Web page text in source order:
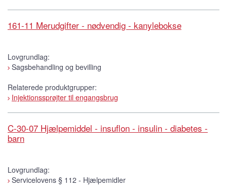
161-11 Merudgifter - nødvendig - kanylebokse
Lovgrundlag:
Sagsbehandling og bevilling
Relaterede produktgrupper:
Injektionssprøjter til engangsbrug
C-30-07 Hjælpemiddel - insuflon - insulin - diabetes -
barn
Lovgrundlag:
Servicelovens § 112 - Hjælpemidler